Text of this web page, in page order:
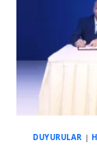
DUYURULAR |